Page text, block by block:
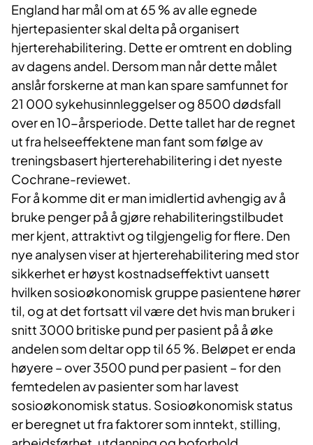
England har mål om at 65 % av alle egnede
hjertepasienter skal delta på organisert
hjerterehabilitering. Dette er omtrent en dobling
av dagens andel. Dersom man når dette målet
anslår forskerne at man kan spare samfunnet for
21 000 sykehusinnleggelser og 8500 dødsfall
over en 10-årsperiode. Dette tallet har de regnet
ut fra helseeffektene man fant som følge av
treningsbasert hjerterehabilitering i det nyeste
Cochrane-reviewet.
For å komme dit er man imidlertid avhengig av å
bruke penger på å gjøre rehabiliteringstilbudet
mer kjent, attraktivt og tilgjengelig for flere. Den
nye analysen viser at hjerterehabilitering med stor
sikkerhet er høyst kostnadseffektivt uansett
hvilken sosioøkonomisk gruppe pasientene hører
til, og at det fortsatt vil være det hvis man bruker i
snitt 3000 britiske pund per pasient på å øke
andelen som deltar opp til 65 %. Beløpet er enda
høyere – over 3500 pund per pasient – for den
femtedelen av pasienter som har lavest
sosioøkonomisk status. Sosioøkonomisk status
er beregnet ut fra faktorer som inntekt, stilling,